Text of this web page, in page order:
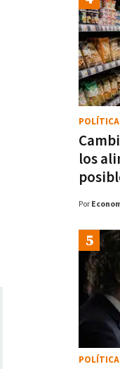
los
POLÍTICA
Por
POLÍTICA